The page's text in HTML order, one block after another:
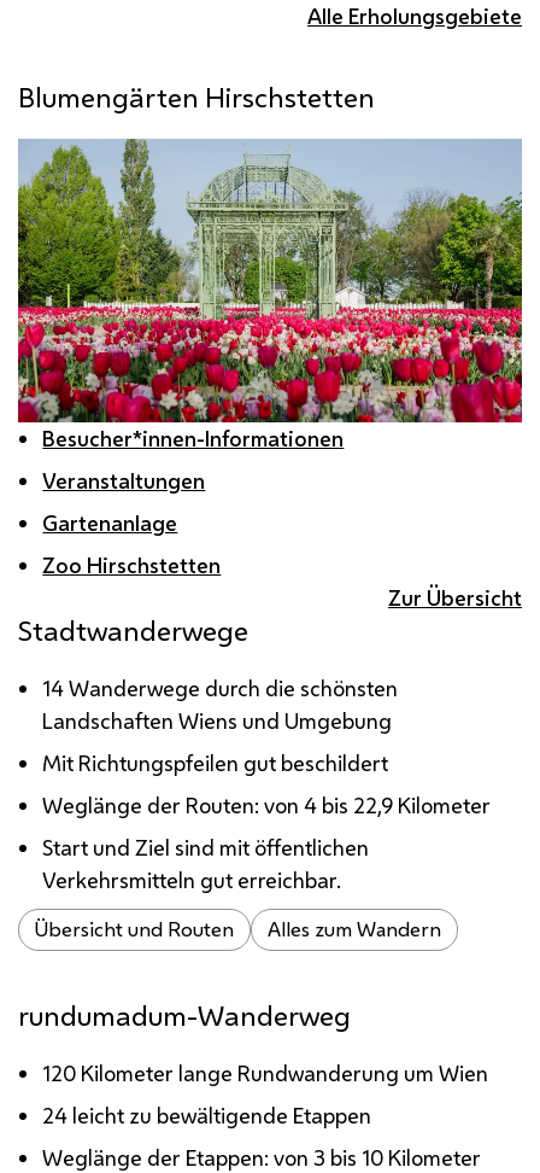
Alle Erholungsgebiete
Blumengärten Hirschstetten
Besucher*innen-Informationen
Veranstaltungen
Gartenanlage
Zoo Hirschstetten
Zur Übersicht
Stadtwanderwege
14 Wanderwege durch die schönsten
Landschaften Wiens und Umgebung
Mit Richtungspfeilen gut beschildert
Weglänge der Routen: von 4 bis 22,9 Kilometer
Start und Ziel sind mit öffentlichen
Verkehrsmitteln gut erreichbar.
Übersicht und Routen Alles zum Wandern
rundumadum-Wanderweg
120 Kilometer lange Rundwanderung um Wien
24 leicht zu bewältigende Etappen
Weglänge der Etappen: von 3 bis 10 Kilometer